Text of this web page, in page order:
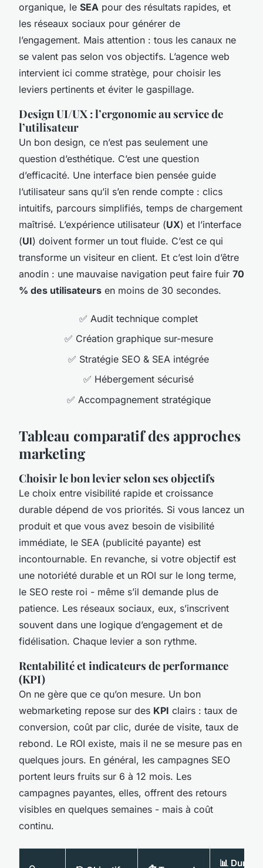
organique, le SEA pour des résultats rapides, et
les réseaux sociaux pour générer de
l’engagement. Mais attention : tous les canaux ne
se valent pas selon vos objectifs. L’agence web
intervient ici comme stratège, pour choisir les
leviers pertinents et éviter le gaspillage.
Design UI/UX : l’ergonomie au service de
l’utilisateur
Un bon design, ce n’est pas seulement une
question d’esthétique. C’est une question
d’efficacité. Une interface bien pensée guide
l’utilisateur sans qu’il s’en rende compte : clics
intuitifs, parcours simplifiés, temps de chargement
maîtrisé. L’expérience utilisateur (UX) et l’interface
(UI) doivent former un tout fluide. C’est ce qui
transforme un visiteur en client. Et c’est loin d’être
anodin : une mauvaise navigation peut faire fuir 70
% des utilisateurs en moins de 30 secondes.
✅ Audit technique complet
✅ Création graphique sur-mesure
✅ Stratégie SEO & SEA intégrée
✅ Hébergement sécurisé
✅ Accompagnement stratégique
Tableau comparatif des approches
marketing
Choisir le bon levier selon ses objectifs
Le choix entre visibilité rapide et croissance
durable dépend de vos priorités. Si vous lancez un
produit et que vous avez besoin de visibilité
immédiate, le SEA (publicité payante) est
incontournable. En revanche, si votre objectif est
une notoriété durable et un ROI sur le long terme,
le SEO reste roi - même s’il demande plus de
patience. Les réseaux sociaux, eux, s’inscrivent
souvent dans une logique d’engagement et de
fidélisation. Chaque levier a son rythme.
Rentabilité et indicateurs de performance
(KPI)
On ne gère que ce qu’on mesure. Un bon
webmarketing repose sur des KPI clairs : taux de
conversion, coût par clic, durée de visite, taux de
rebond. Le ROI existe, mais il ne se mesure pas en
quelques jours. En général, les campagnes SEO
portent leurs fruits sur 6 à 12 mois. Les
campagnes payantes, elles, offrent des retours
visibles en quelques semaines - mais à coût
continu.
📊 Durée